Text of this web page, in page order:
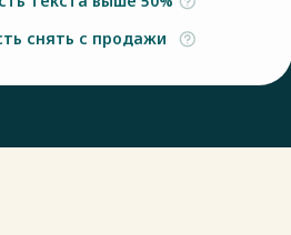
снять с продажи